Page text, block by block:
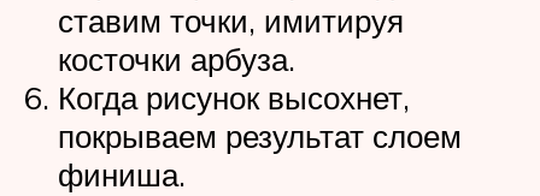
ставим точки, имитируя
косточки арбуза.
Когда рисунок высохнет,
покрываем результат слоем
финиша.